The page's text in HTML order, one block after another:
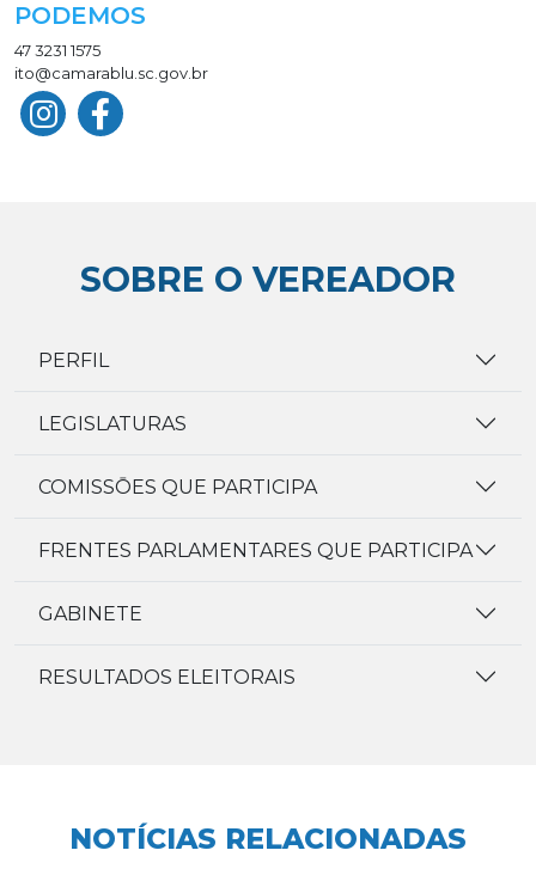
PODEMOS
47 3231 1575
ito@camarablu.sc.gov.br
SOBRE O VEREADOR
PERFIL
LEGISLATURAS
COMISSŌES QUE PARTICIPA
FRENTES PARLAMENTARES QUE PARTICIPA
GABINETE
RESULTADOS ELEITORAIS
NOTÍCIAS RELACIONADAS